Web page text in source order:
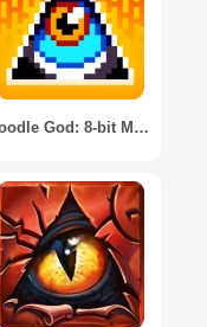
Doodle God: 8-bit Mania